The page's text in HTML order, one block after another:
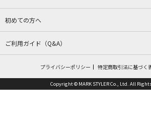
初めての方へ
ご利用ガイド（Q&A）
プライバシーポリシー 特定商取引法に基づく
Copyright © MARK STYLER Co., Ltd. All